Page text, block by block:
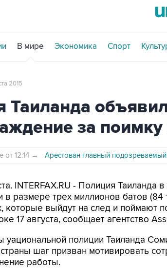
В мире Экономика Спорт
2015
Таиланда
за поимку
от 12:14 → Арестован главный
INTERFAX.RU - Полиция Таиланда
в размере трех миллионов батов
которые выйдут на след и поймают
17 августа, сообщает агентство
yациональной полиции Таиланда
шаг призван мотивировать
работы.